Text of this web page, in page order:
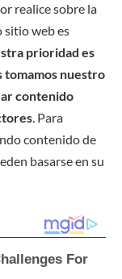
realice sobre la
sitio web es
prioridad es
tomamos nuestro
contenido
. Para
contenido de
basarse en su